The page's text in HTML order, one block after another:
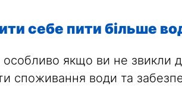
себе пити більше
якщо ви не звикли
споживання води та